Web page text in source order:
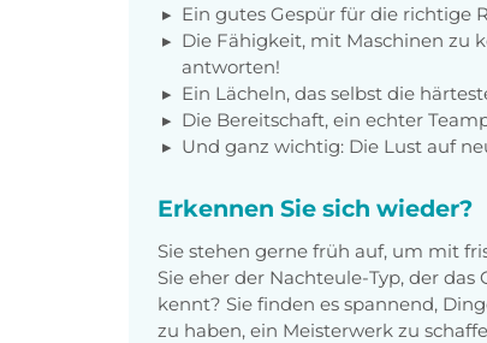
Ein gutes Gespür für die richtige
Die Fähigkeit, mit Maschinen zu
antworten!
Ein Lächeln, das selbst die
Die Bereitschaft, ein echter
Und ganz wichtig: Die Lust auf
Erkennen Sie sich wieder?
Sie stehen gerne früh auf, um mit
Sie eher der Nachteule-Typ, der
kennt? Sie finden es spannend,
zu haben, ein Meisterwerk zu